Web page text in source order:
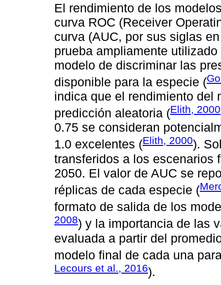
El rendimiento de los
curva ROC (Receiver
curva (AUC, por sus siglas
prueba ampliamente
modelo de discriminar las
disponible para la especie (
indica que el rendimiento del
predicción aleatoria (Elith, 2000
0.75 se consideran
1.0 excelentes (Elith, 2000).
transferidos a los escenarios
2050. El valor de AUC se
réplicas de cada especie (
formato de salida de los
2008) y la importancia de las
evaluada a partir del
modelo final de cada una
Lecours et al., 2016).